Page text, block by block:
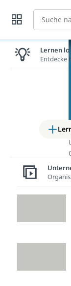
Suche
Lernen
Entdecke